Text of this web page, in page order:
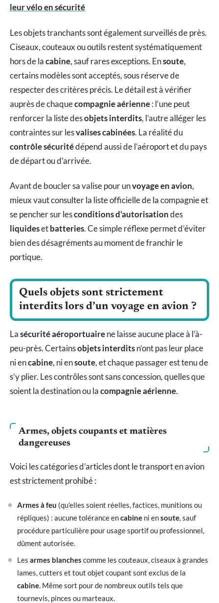
leur vélo en sécurité
Les objets tranchants sont également surveillés de près.
Ciseaux, couteaux ou outils restent systématiquement
hors de lacabine, sauf rares exceptions. Ensoute,
certains modèles sont acceptés, sous réserve de
respecter des critères précis. Le détail est à vérifier
auprès de chaquecompagnie aérienne: l’une peut
renforcer la liste desobjets interdits, l’autre alléger les
contraintes sur lesvalises cabinées. La réalité du
contrôle sécuritédépend aussi de l’aéroport et du pays
de départ ou d’arrivée.
Avant de boucler sa valise pour unvoyage en avion,
mieux vaut consulter la liste officielle de la compagnie et
se pencher sur lesconditions d’autorisationdes
liquidesetbatteries. Ce simple réflexe permet d’éviter
bien des désagréments au moment de franchir le
portique.
Quels objets sont strictement
interdits lors d’un voyage en avion ?
Lasécurité aéroportuairene laisse aucune place à l’à-
peu-près. Certainsobjets interditsn’ont pas leur place
ni encabine, ni ensoute, et chaque passager est tenu de
s’y plier. Les contrôles sont sans concession, quelles que
soient la destination ou lacompagnie aérienne.
Armes, objets coupants et matières
dangereuses
Voici les catégories d’articles dont le transport en avion
est strictement prohibé :
Armes à feu (qu’elles soient réelles, factices, munitions ou
répliques) : aucune tolérance encabine ni ensoute, sauf
procédure particulière pour usage sportif ou professionnel,
dûment autorisée.
Les armes blanches comme les couteaux, ciseaux à grandes
lames, cutters et tout objet coupant sont exclus de la
cabine. Même sort pour de nombreux outils tels que
tournevis, pinces ou marteaux.